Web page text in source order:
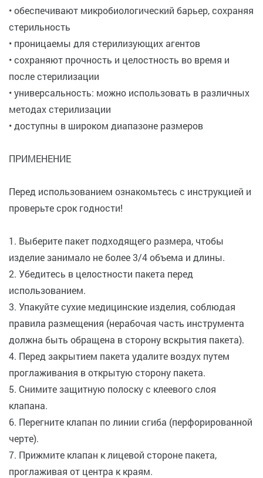
• обеспечивают микробиологический барьер, сохраняя
стерильность
• проницаемы для стерилизующих агентов
• сохраняют прочность и целостность во время и
после стерилизации
• универсальность: можно использовать в различных
методах стерилизации
• доступны в широком диапазоне размеров
ПРИМЕНЕНИЕ
Перед использованием ознакомьтесь с инструкцией и
проверьте срок годности!
1. Выберите пакет подходящего размера, чтобы
изделие занимало не более 3/4 объема и длины.
2. Убедитесь в целостности пакета перед
использованием.
3. Упакуйте сухие медицинские изделия, соблюдая
правила размещения (нерабочая часть инструмента
должна быть обращена в сторону вскрытия пакета).
4. Перед закрытием пакета удалите воздух путем
проглаживания в открытую сторону пакета.
5. Снимите защитную полоску с клеевого слоя
клапана.
6. Перегните клапан по линии сгиба (перфорированной
черте).
7. Прижмите клапан к лицевой стороне пакета,
проглаживая от центра к краям.